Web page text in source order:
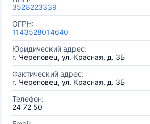
3528223339
ОГРН:
1143528014640
Юридический адрес:
г. Череповец, ул. Красная, д. 3Б
Фактический адрес:
г. Череповец, ул. Красная, д. 3Б
Телефон:
24 72 50